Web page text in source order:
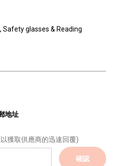
Safety glasses & Reading
地址
獲取供應商的迅速回覆)
確認